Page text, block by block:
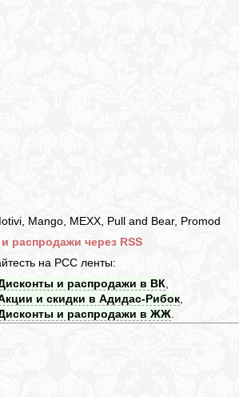
Mango, MEXX, Pull and Bear, Promod
распродажи через RSS
на РСС ленты:
и распродажи в ВК,
и скидки в Адидас-Рибок
и распродажи в ЖЖ